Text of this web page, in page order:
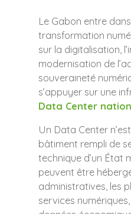
Le Gabon entre
transformation
sur la digitalisation,
modernisation de
souveraineté
s’appuyer sur une
Data Center
Un Data Center
bâtiment rempli de
technique d’un État
peuvent être
administratives, les
services